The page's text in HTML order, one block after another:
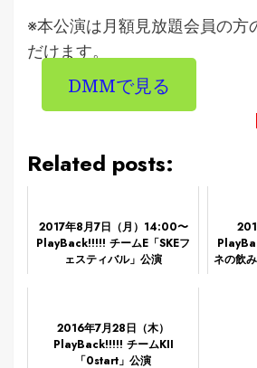
※本公演は月額見放題会員の方
だけます。
DMMで見る
Related posts:
2017年8月7日（月）14:00〜
PlayBack!!!!! チームE「SKEフ
ェスティバル」公演
ネの飲
2016年7月28日（木）
PlayBack!!!!! チームKII
「0start」公演